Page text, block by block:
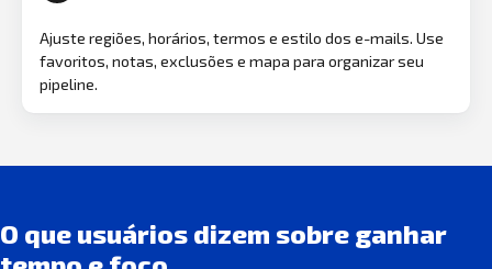
Ajuste regiões, horários, termos e estilo dos e-mails. Use
favoritos, notas, exclusões e mapa para organizar seu
pipeline.
O que usuários dizem sobre ganhar